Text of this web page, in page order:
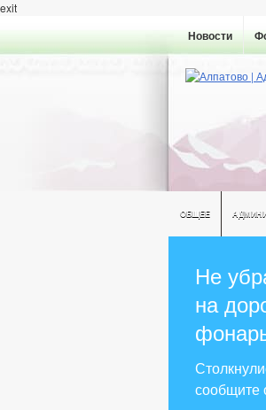
exit
Новости
ОБЩЕЕ
Не
на
сообщите